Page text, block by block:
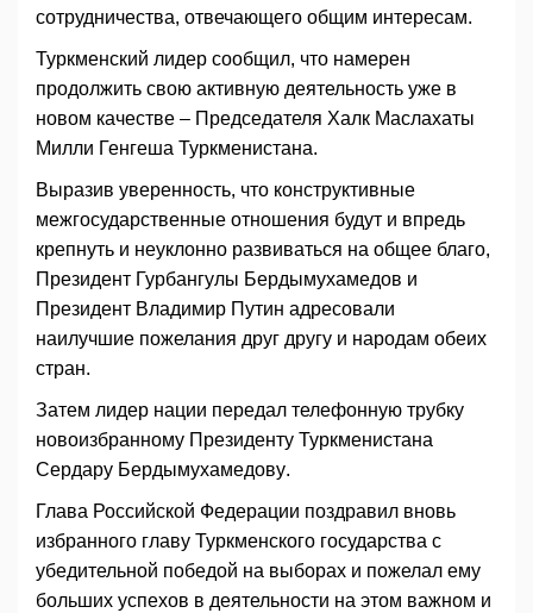
сотрудничества, отвечающего общим интересам.
Туркменский лидер сообщил, что намерен
продолжить свою активную деятельность уже в
новом качестве – Председателя Халк Маслахаты
Милли Генгеша Туркменистана.
Выразив уверенность, что конструктивные
межгосударственные отношения будут и впредь
крепнуть и неуклонно развиваться на общее благо,
Президент Гурбангулы Бердымухамедов и
Президент Владимир Путин адресовали
наилучшие пожелания друг другу и народам обеих
стран.
Затем лидер нации передал телефонную трубку
новоизбранному Президенту Туркменистана
Сердару Бердымухамедову.
Глава Российской Федерации поздравил вновь
избранного главу Туркменского государства с
убедительной победой на выборах и пожелал ему
больших успехов в деятельности на этом важном и